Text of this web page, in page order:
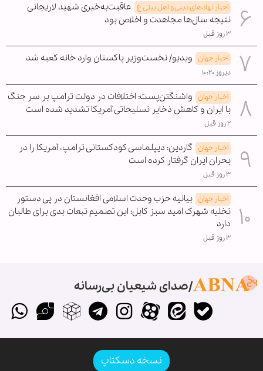
اخبار نهادهای دینی و اهل بیتی ع عاقبت‌به‌خیری شهید لاریجانی
نتیجه سال‌ها مجاهدت و اخلاص بود
۳ روز قبل
اخبار جهان ویدیو/ نخست‌وزیر پاکستان وارد خانه کعبه شد
دیروز ۱۰:۲۰
اخبار جهان واشنگتن‌پست: اختلافات در دولت ترامپ بر سر جنگ
با ایران و کاهش ذخایر تسلیحاتی آمریکا تشدید شده است
۲ روز قبل
اخبار جهان گاردین: دیپلماسی کودکستانی ترامپ، آمریکا را در
بحران ایران گرفتار کرده است
۳ روز قبل
اخبار جهان بیانیه حزب وحدت اسلامی افغانستان در پی دستور
تخلیه شهرک امید سبز کابل؛ این تصمیم تبعات بدی برای طالبان
دارد
۳ روز قبل
صدای شیعیان بی‌رسانه
نسخه دسکتاپ